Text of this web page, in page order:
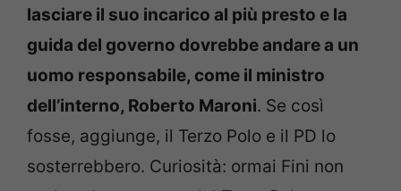
lasciare il suo incarico al più presto e la
guida del governo dovrebbe andare a un
uomo responsabile, come il ministro
dell’interno, Roberto Maroni. Se così
fosse, aggiunge, il Terzo Polo e il PD lo
sosterrebbero. Curiosità: ormai Fini non